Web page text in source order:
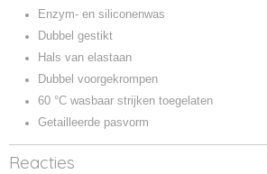
Enzym- en siliconenwas
Dubbel gestikt
Hals van elastaan
Dubbel voorgekrompen
60 °C wasbaar strijken toegelaten
Getailleerde pasvorm
Reacties